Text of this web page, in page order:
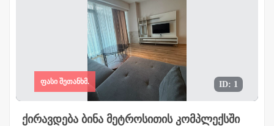
ID: 1
ფასი შეთანხმ.
ქირავდება ბინა მეტროსითის კომპლექსში